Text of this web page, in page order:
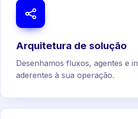
Arquitetura de solução
Desenhamos fluxos, agentes e
aderentes à sua operação.